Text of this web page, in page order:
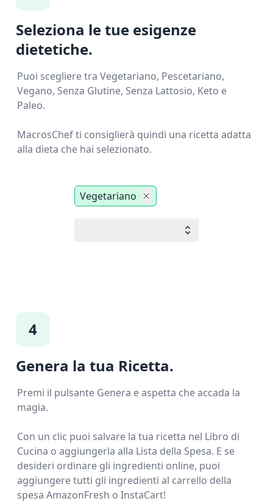
Seleziona le tue esigenze
dietetiche.
Puoi scegliere tra Vegetariano, Pescetariano,
Vegano, Senza Glutine, Senza Lattosio, Keto e
Paleo.
MacrosChef ti consiglierà quindi una ricetta adatta
alla dieta che hai selezionato.
Vegetariano
4
Genera la tua Ricetta.
Premi il pulsante Genera e aspetta che accada la
magia.
Con un clic puoi salvare la tua ricetta nel Libro di
Cucina o aggiungerla alla Lista della Spesa. E se
desideri ordinare gli ingredienti online, puoi
aggiungere tutti gli ingredienti al carrello della
spesa AmazonFresh o InstaCart!